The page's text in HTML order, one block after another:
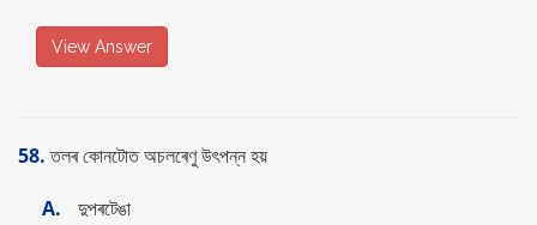
View Answer
58.তলৰ কোনটোত অচলৰেণু উৎপন্ন হয়
A.
দুপৰটেঙা